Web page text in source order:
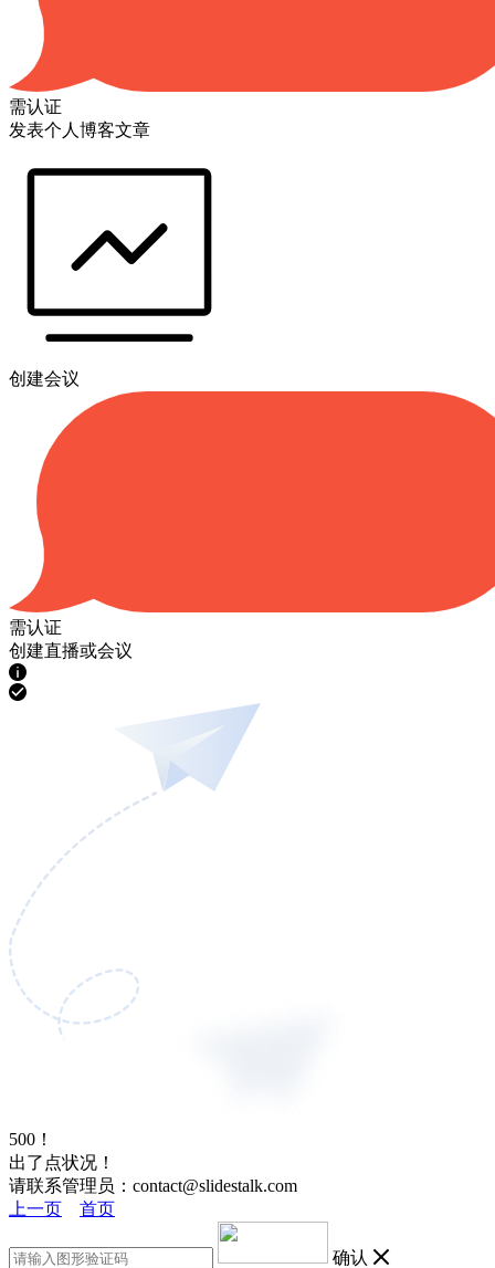
需认证
发表个人博客文章
创建会议
需认证
创建直播或会议
500！
出了点状况！
请联系管理员：contact@slidestalk.com
上一页
首页
确认